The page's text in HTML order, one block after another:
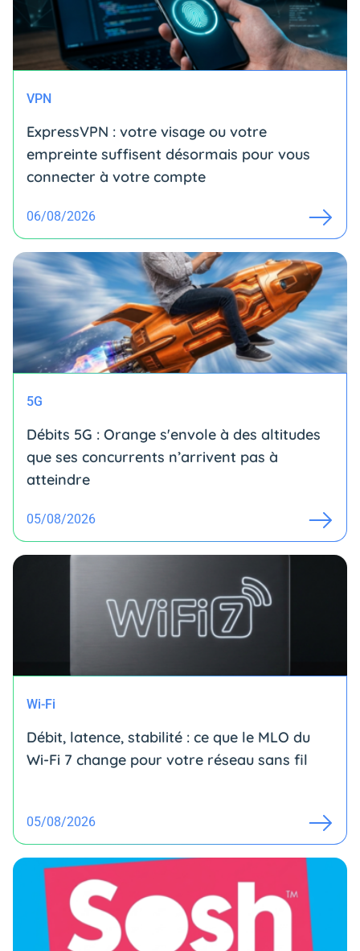
VPN
ExpressVPN : votre visage ou votre
empreinte suffisent désormais pour vous
connecter à votre compte
06/08/2026
5G
Débits 5G : Orange s'envole à des altitudes
que ses concurrents n’arrivent pas à
atteindre
05/08/2026
Wi-Fi
Débit, latence, stabilité : ce que le MLO du
Wi-Fi 7 change pour votre réseau sans fil
05/08/2026